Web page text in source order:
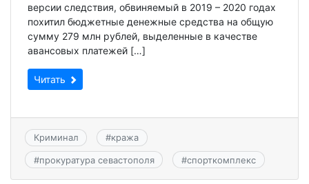
версии следствия, обвиняемый в 2019 – 2020 годах
похитил бюджетные денежные средства на общую
сумму 279 млн рублей, выделенные в качестве
авансовых платежей […]
Читать
Криминал #кража
#прокуратура севастополя #спорткомплекс